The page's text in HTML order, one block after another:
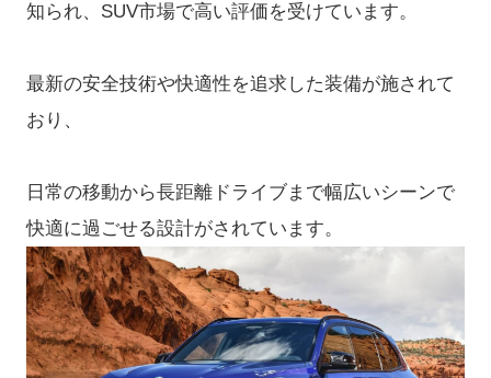
知られ、SUV市場で高い評価を受けています。
最新の安全技術や快適性を追求した装備が施されて
おり、
日常の移動から長距離ドライブまで幅広いシーンで
快適に過ごせる設計がされています。